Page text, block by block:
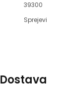
39300
Sprejevi
Dostava